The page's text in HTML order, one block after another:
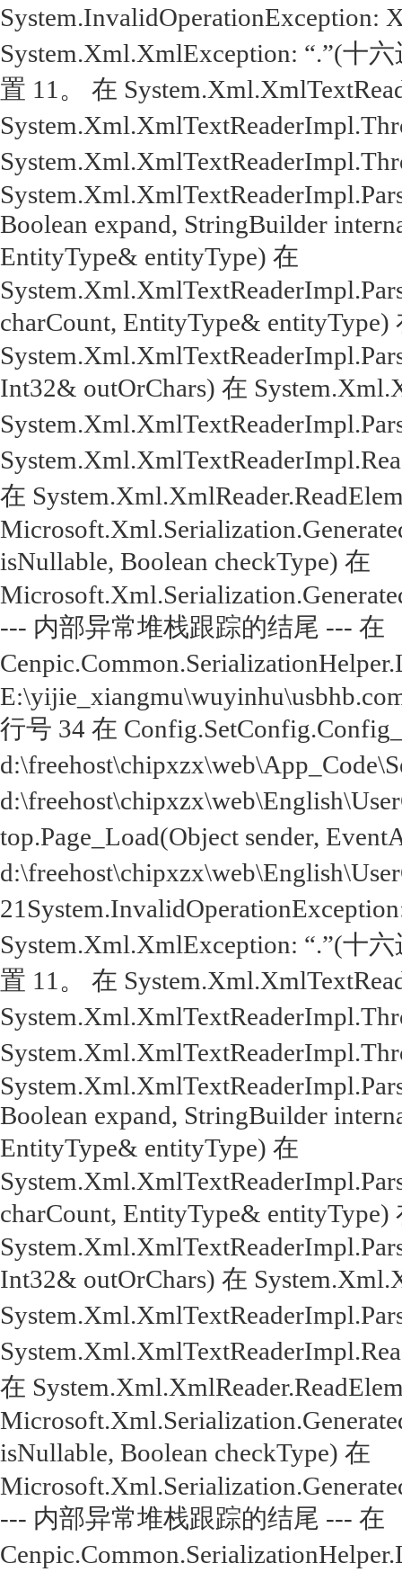
System.Xml.XmlException: “.”(十
置 11。 在
Boolean expand, StringBuilder
EntityType& entityType) 在
charCount, EntityType& entityType)
Int32& outOrChars) 在
在
isNullable, Boolean checkType) 在
--- 内部异常堆栈跟踪的结尾 --- 在
行号 34 在
top.Page_Load(Object sender,
System.Xml.XmlException: “.”(十
置 11。 在
Boolean expand, StringBuilder
EntityType& entityType) 在
charCount, EntityType& entityType)
Int32& outOrChars) 在
在
isNullable, Boolean checkType) 在
--- 内部异常堆栈跟踪的结尾 --- 在